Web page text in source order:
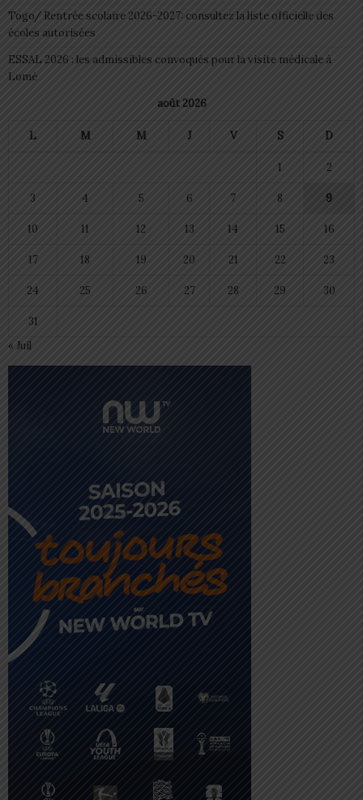
Togo/ Rentrée scolaire 2026-2027: consultez la liste officielle des
écoles autorisées
ESSAL 2026 : les admissibles convoqués pour la visite médicale à
Lomé
août 2026
L M M J V S D
1 2
3 4 5 6 7 8 9
10 11 12 13 14 15 16
17 18 19 20 21 22 23
24 25 26 27 28 29 30
31
« Juil